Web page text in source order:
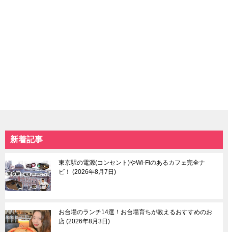
新着記事
東京駅の電源(コンセント)やWi-Fiのあるカフェ完全ナ
ビ！
2026年8月7日
お台場のランチ14選！お台場育ちが教えるおすすめのお
店 2026年8月3日